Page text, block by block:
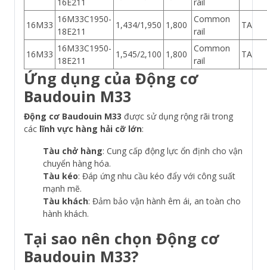
16E211
rail
16M33
16M33C1950-
18E211
1,434/1,950 1,800
Common
rail
TA
16M33
16M33C1950-
18E211
1,545/2,100 1,800
Common
rail
TA
Ứng dụng của Động cơ
Baudouin M33
Động cơ Baudouin M33 được sử dụng rộng rãi trong
các lĩnh vực hàng hải cỡ lớn:
Tàu chở hàng: Cung cấp động lực ổn định cho vận
chuyển hàng hóa.
Tàu kéo: Đáp ứng nhu cầu kéo đẩy với công suất
mạnh mẽ.
Tàu khách: Đảm bảo vận hành êm ái, an toàn cho
hành khách.
Tại sao nên chọn Động cơ
Baudouin M33?